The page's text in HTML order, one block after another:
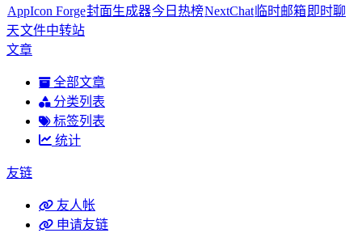
AppIcon Forge封面生成器今日热榜NextChat 临时邮箱 即时聊
天文件中转站
文章
全部文章
分类列表
标签列表
统计
友链
友人帐
申请友链